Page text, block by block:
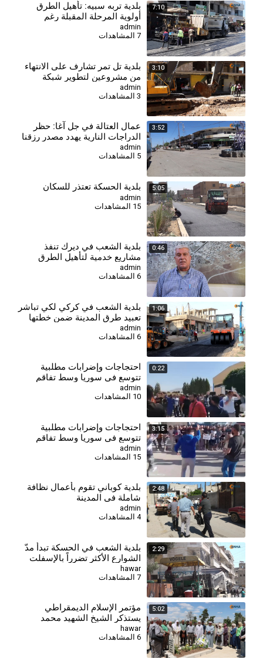
7:10
⁣بلدية تربه سبيه: تأهيل الطرق
أولوية المرحلة المقبلة رغم
محدودية الإمكانيات
admin
3:10
بلدية تل تمر تشارف على الانتهاء
من مشروعين لتطوير شبكة
الصرف الصحي
admin
3 المشاهدات
3:52
⁣عمال العتالة في جل آغا: حظر
الدراجات النارية يهدد مصدر رزقنا
admin
5 المشاهدات
5:05 ⁣بلدية الحسكة تعتذر للسكان
admin
15 المشاهدات
0:46
بلدية الشعب في ديرك تنفذ
مشاريع خدمية لتأهيل الطرق
وتطوير البنية التحتية
admin
6 المشاهدات
1:06
بلدية الشعب في كركي لكي تباشر
تعبيد طرق المدينة ضمن خطتها
لعام 2026
admin
6 المشاهدات
0:22
احتجاجات وإضرابات مطلبية
تتوسع في سوريا وسط تفاقم
الأزمة المعيشية - عمال معمل
مدار
admin
10 المشاهدات
3:15
احتجاجات وإضرابات مطلبية
تتوسع في سوريا وسط تفاقم
الأزمة المعيشية - عمال زنوبيا
admin
15 المشاهدات
2:48
⁣بلدية كوباني تقوم بأعمال نظافة
شاملة في المدينة
admin
4 المشاهدات
2:29
بلدية الشعب في الحسكة تبدأ مدّ
الشوارع الأكثر تضرراً بالإسفلت
hawar
7 المشاهدات
5:02
⁣مؤتمر الإسلام الديمقراطي
يستذكر الشيخ الشهيد محمد
معشوق الخزنوي
hawar
6 المشاهدات